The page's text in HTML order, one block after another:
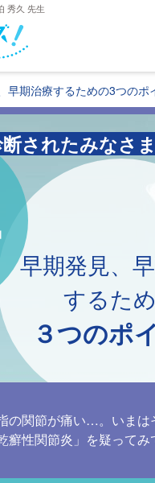
秀久 先生
早期治療するための3つのポ
されたみなさ
早期発見、
するた
３つのポ
の関節が痛い…。いま
癬性関節炎」を疑ってみ